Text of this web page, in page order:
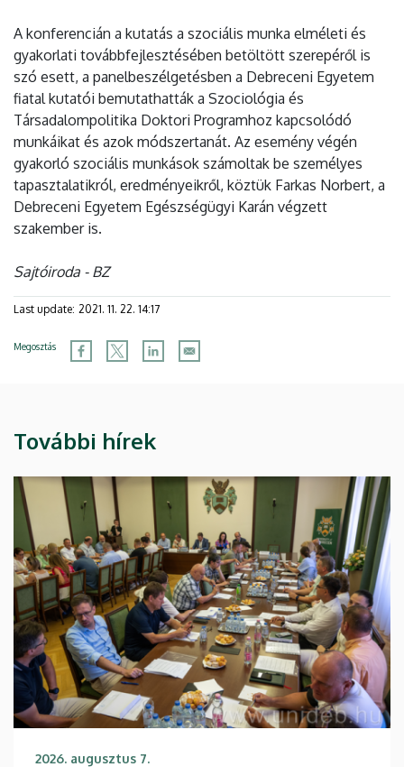
A konferencián a kutatás a szociális munka elméleti és
gyakorlati továbbfejlesztésében betöltött szerepéről is
szó esett, a panelbeszélgetésben a Debreceni Egyetem
fiatal kutatói bemutathatták a Szociológia és
Társadalompolitika Doktori Programhoz kapcsolódó
munkáikat és azok módszertanát. Az esemény végén
gyakorló szociális munkások számoltak be személyes
tapasztalatikról, eredményeikről, köztük Farkas Norbert, a
Debreceni Egyetem Egészségügyi Karán végzett
szakember is.
Sajtóiroda - BZ
Last update: 2021. 11. 22. 14:17
Megosztás
További hírek
2026. augusztus 7.